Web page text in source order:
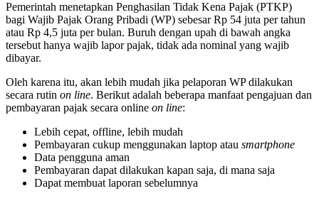
Pemerintah menetapkan Penghasilan Tidak Kena Pajak (PTKP)
bagi Wajib Pajak Orang Pribadi (WP) sebesar Rp 54 juta per tahun
atau Rp 4,5 juta per bulan. Buruh dengan upah di bawah angka
tersebut hanya wajib lapor pajak, tidak ada nominal yang wajib
dibayar.
Oleh karena itu, akan lebih mudah jika pelaporan WP dilakukan
secara rutin on line. Berikut adalah beberapa manfaat pengajuan dan
pembayaran pajak secara online on line:
Lebih cepat, offline, lebih mudah
Pembayaran cukup menggunakan laptop atau smartphone
Data pengguna aman
Pembayaran dapat dilakukan kapan saja, di mana saja
Dapat membuat laporan sebelumnya